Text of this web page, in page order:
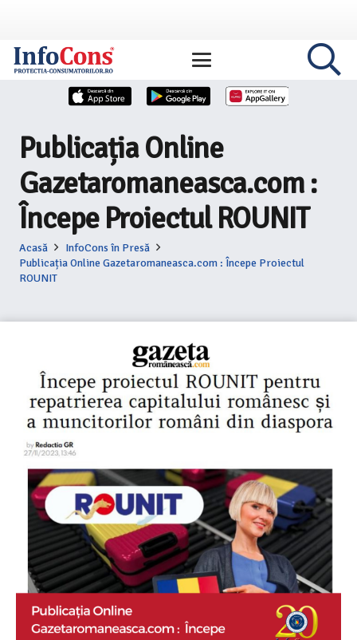
Publicația Online
Gazetaromaneasca.com :
Începe Proiectul ROUNIT
Acasă
InfoCons în Presă
Publicația Online Gazetaromaneasca.com : Începe Proiectul
ROUNIT